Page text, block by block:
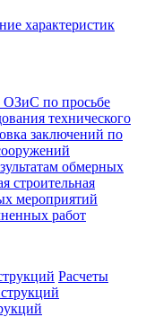
характеристик
ОЗиС по просьбе
технического
заключений по
обмерных
строительная
мероприятий
работ
Расчеты